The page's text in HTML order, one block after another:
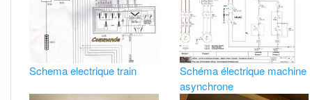
Schema electrique train
Schéma électrique machine
asynchrone